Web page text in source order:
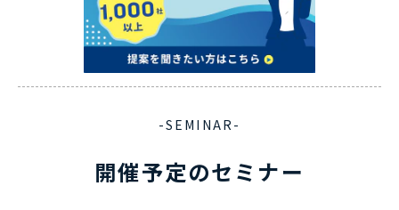
-SEMINAR-
開催予定のセミナー